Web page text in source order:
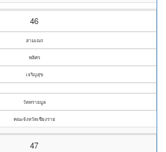
46
สามเณร
พลิศร
เจริญสุข
วัดทรายมูล
คณะจังหวัดเชียงราย
47